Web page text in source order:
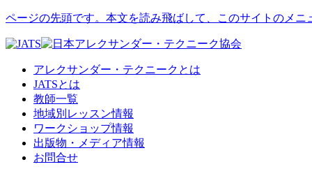
ページの先頭です。本文を読み飛ばして、このサイトのメニ
アレクサンダー・テクニークとは
JATSとは
教師一覧
地域別レッスン情報
ワークショップ情報
出版物・メディア情報
お問合せ